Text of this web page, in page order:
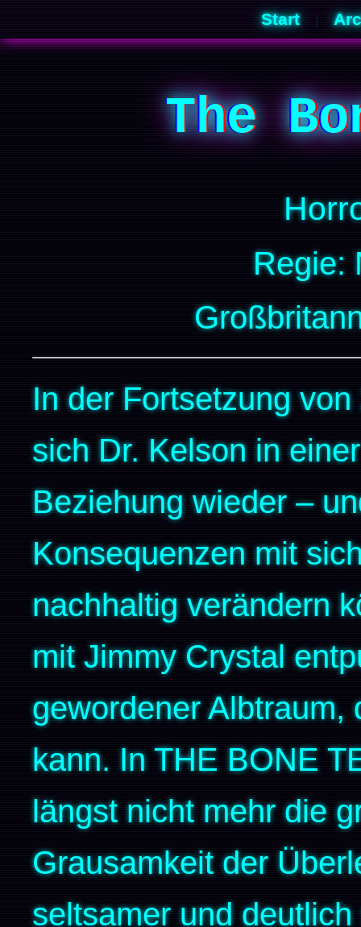
Start
The
Regie:
In der Fortsetzung
sich Dr. Kelson in
Beziehung wieder –
Konsequenzen mit
nachhaltig verändern
mit Jimmy Crystal
gewordener Albtraum,
kann. In THE BONE
längst nicht mehr die
Grausamkeit der
seltsamer und